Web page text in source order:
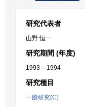
研究代表者
山野 恒一
研究期間 (年度)
1993 – 1994
研究種目
一般研究(C)